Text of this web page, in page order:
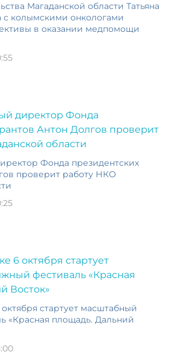
Магаданской области Татьяна
с колымскими онкологами
в оказании медпомощи
Фонда президентских
проверит работу НКО
стартует масштабный
«Красная площадь. Дальний